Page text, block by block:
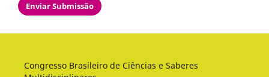
Enviar Submissão
Congresso Brasileiro de Ciências e Saberes